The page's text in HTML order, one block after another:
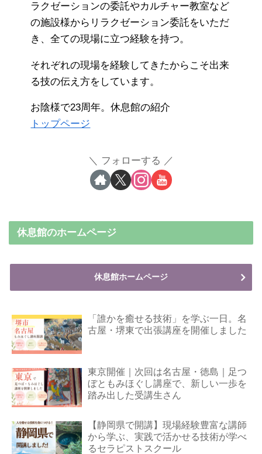
ラクゼーションの委託やカルチャー教室など
の施設様からリラクゼーション委託をいただ
き、全ての現場に立つ経験を持つ。
それぞれの現場を経験してきたからこそ出来
る技の伝え方をしています。
お陰様で23周年。休息館の紹介
トップページ
フォローする
休息館のホームページ
休息館ホームページ
「誰かを癒せる技術」を学ぶ一日。名
古屋・堺東で出張講座を開催しました
東京開催｜次回は名古屋・徳島｜足つ
ぼともみほぐし講座で、新しい一歩を
踏み出した受講生さん
【静岡県で開講】現場経験豊富な講師
から学ぶ、実践で活かせる技術が学べ
るセラピストスクール